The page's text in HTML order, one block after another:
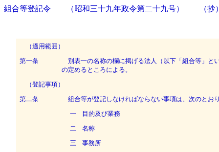
組合等登記令 （昭和三十九年政令第二十九号） （抄
（適用範囲）
第一条
別表一の名称の欄に掲げる法人（以下「組合等」と
の定めるところによる。
（登記事項）
第二条
組合等が登記しなければならない事項は、次のとお
一
目的及び業務
二
名称
三
事務所